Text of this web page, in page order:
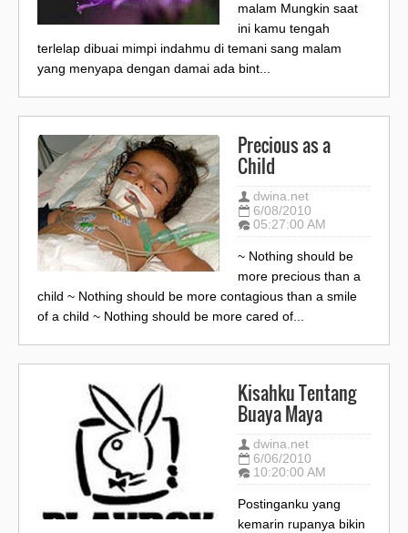
malam Mungkin saat
ini kamu tengah
terlelap dibuai mimpi indahmu di temani sang malam
yang menyapa dengan damai ada bint...
Precious as a
Child
dwina.net
6/08/2010
05:27:00 AM
~ Nothing should be
more precious than a
child ~ Nothing should be more contagious than a smile
of a child ~ Nothing should be more cared of...
Kisahku Tentang
Buaya Maya
dwina.net
6/06/2010
10:20:00 AM
Postinganku yang
kemarin rupanya bikin